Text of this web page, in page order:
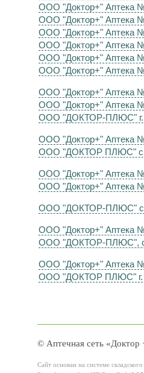
ООО "Доктор+" Аптека
ООО "Доктор+" Аптека
ООО "Доктор+" Аптека
ООО "Доктор+" Аптека
ООО "Доктор+" Аптека
ООО "Доктор+" Аптека
ООО "Доктор+" Аптека
ООО "Доктор+" Аптека
ООО "ДОКТОР-ПЛЮС" г.
ООО "Доктор+" Аптека
ООО "ДОКТОР ПЛЮС" с.
ООО "Доктор+" Аптека
ООО "Доктор+" Аптека
ООО "ДОКТОР-ПЛЮС"
ООО "Доктор+" Аптека
ООО "ДОКТОР-ПЛЮС", с.
ООО "Доктор+" Аптека
ООО "ДОКТОР ПЛЮС" г.
© Аптечная сеть
Сайт основан на системе